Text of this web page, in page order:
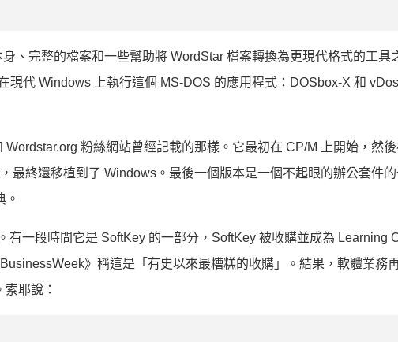
、完整的檔案和一些幫助將 WordStar 檔案轉換為更現代格式的工具
現代 Windows 上執行這個 MS-DOS 的應用程式：DOSbox-X 和
粉絲網站曾經記載的那樣。它最初在 CP/M 上開始，然後
最終還移植到了 Windows。最後一個版本是一個不起眼的辦公套件
。
有一段時間它是 SoftKey 的一部分，SoftKey 被收購並成為 Learning
》稱這是「有史以來最糟糕的收購」。結果，軟體業務
耶說：